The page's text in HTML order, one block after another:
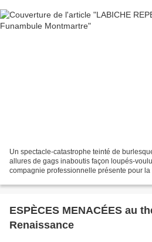
Un spectacle-catastrophe teinté de
allures de gags inaboutis façon loupés-
compagnie professionnelle présente pour
ESPÈCES MENACÉES au
Renaissance